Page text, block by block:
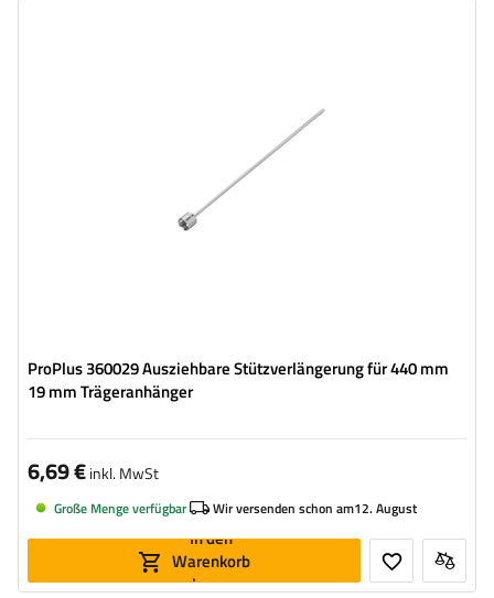
ProPlus 360029 Ausziehbare Stützverlängerung für 440 mm
19 mm Trägeranhänger
6,69 €inkl. MwSt
Große Menge verfügbar Wir versenden schon am12. August
In den
Warenkorb
legen